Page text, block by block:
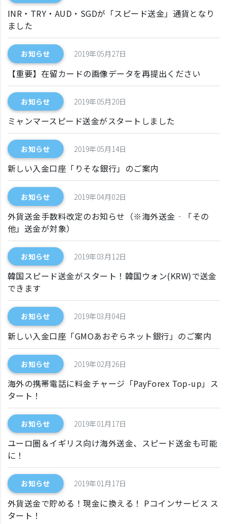
INR・TRY・AUD・SGDが「スピード送金」通貨となり
ました
お知らせ 2019年05月27日
【重要】在留カードの画像データを再提出ください
お知らせ 2019年05月20日
ミャンマースピード送金がスタートしました
お知らせ 2019年05月14日
新しい入金口座「りそな銀行」のご案内
お知らせ 2019年04月02日
外貨送金手数料改定のお知らせ（※海外送金‐「その
他」送金が対象）
お知らせ 2019年03月12日
韓国スピード送金がスタート！韓国ウォン(KRW)で送金
できます
お知らせ 2019年03月04日
新しい入金口座「GMOあおぞらネット銀行」のご案内
お知らせ 2019年02月26日
海外の携帯電話に料金チャージ「PayForex Top-up」ス
タート！
お知らせ 2019年01月17日
ユーロ圏＆イギリス向け海外送金、スピード送金も可能
に！
お知らせ 2019年01月17日
外貨送金で貯める！現金に換える！ Pコインサービス ス
タート！